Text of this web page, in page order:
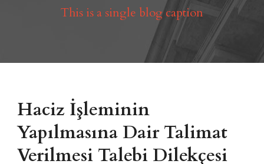
This is a single blog caption
Haciz İşleminin
Yapılmasına Dair Talimat
Verilmesi Talebi Dilekçesi